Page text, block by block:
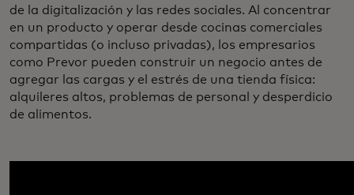
de la digitalización y las redes sociales. Al concentrar
en un producto y operar desde cocinas comerciales
compartidas (o incluso privadas), los empresarios
como Prevor pueden construir un negocio antes de
agregar las cargas y el estrés de una tienda física:
alquileres altos, problemas de personal y desperdicio
de alimentos.